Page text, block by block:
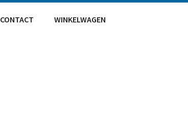
CONTACT WINKELWAGEN